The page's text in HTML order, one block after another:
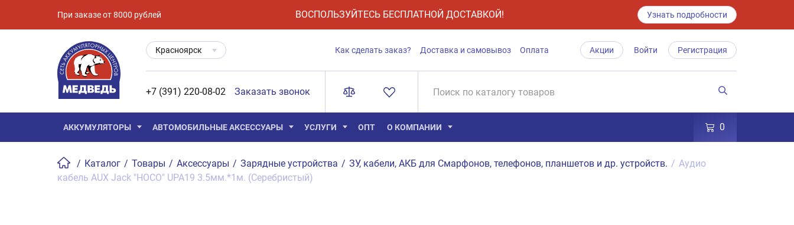
При заказе от 8000 рублей ВОСПОЛЬЗУЙТЕСЬ БЕСПЛАТНОЙ ДОСТАВКОЙ! Узнать подробности
Красноярск Как сделать заказ? Доставка и самовывоз Оплата Акции Войти Регистрация
+7 (391) 220-08-02 Заказать звонок
АККУМУЛЯТОРЫ АВТОМОБИЛЬНЫЕ АКСЕССУАРЫ УСЛУГИ ОПТ О КОМПАНИИ 0
/ Каталог / Товары / Аксессуары / Зарядные устройства / ЗУ, кабели, АКБ для Смарфонов, телефонов, планшетов и др. устройств. / Аудио
кабель AUX Jack "HOCO" UPA19 3.5мм.*1м. (Серебристый)